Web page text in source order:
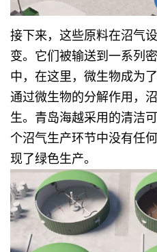
接下来，这些原料在沼气
变。它们被输送到一系列
中，在这里，微生物成为
通过微生物的分解作用，
生。青岛海越采用的清洁
个沼气生产环节中没有任
现了绿色生产。